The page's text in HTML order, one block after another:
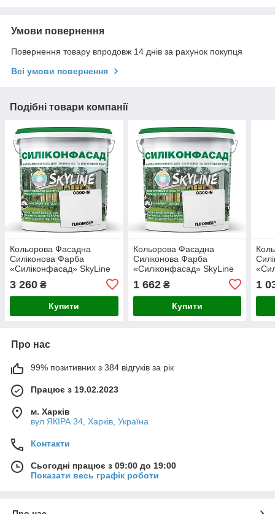
Умови повернення
Повернення товару впродовж 14 днів за рахунок покупця
Всі умови повернення
Подібні товари компанії
Кольорова Фасадна
Силіконова Фарба
«Силіконфасад» SkyLine
3 260 ₴
Купити
Кольорова Фасадна
Силіконова Фарба
«Силіконфасад» SkyLine
1 662₴
Купити
1
Про нас
99% позитивних з 384 відгуків за рік
Працює з 19.02.2023
м. Харків
вул ЯКІРА 34, Харків, Україна
Контакти
Сьогодні працює з 09:00 до 19:00
Показати весь графік роботи